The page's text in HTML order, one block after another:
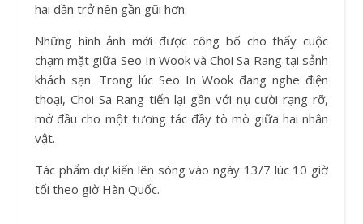
hai dần trở nên gần gũi hơn.
Những hình ảnh mới được công bố cho thấy cuộc
chạm mặt giữa Seo In Wook và Choi Sa Rang tại sảnh
khách sạn. Trong lúc Seo In Wook đang nghe điện
thoại, Choi Sa Rang tiến lại gần với nụ cười rạng rỡ,
mở đầu cho một tương tác đầy tò mò giữa hai nhân
vật.
Tác phẩm dự kiến lên sóng vào ngày 13/7 lúc 10 giờ
tối theo giờ Hàn Quốc.